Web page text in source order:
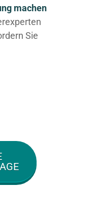
machen
Sie